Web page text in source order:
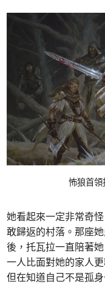
怖狼首
她看起來一定非常奇
敢歸返的村落。那座
後，托瓦拉一直陪著
一人比面對她的家人
但在知道自己不是孤